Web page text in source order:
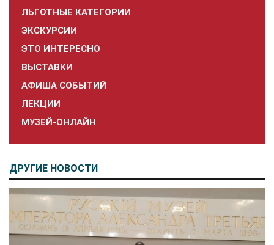
ЛЬГОТНЫЕ КАТЕГОРИИ
ЭКСКУРСИИ
ЭТО ИНТЕРЕСНО
ВЫСТАВКИ
АФИША СОБЫТИЙ
ЛЕКЦИИ
МУЗЕЙ-ОНЛАЙН
ДРУГИЕ НОВОСТИ